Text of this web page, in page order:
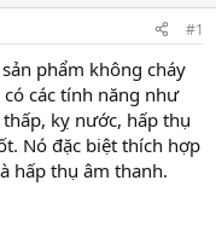
#1
phẩm không cháy
các tính năng như
kỵ nước, hấp thụ
Nó đặc biệt thích hợp
hấp thụ âm thanh.